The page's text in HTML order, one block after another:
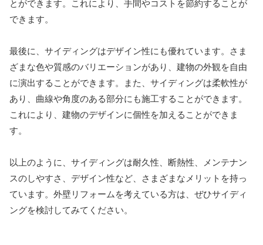
とができます。これにより、手間やコストを節約することが
できます。
最後に、サイディングはデザイン性にも優れています。さま
ざまな色や質感のバリエーションがあり、建物の外観を自由
に演出することができます。また、サイディングは柔軟性が
あり、曲線や角度のある部分にも施工することができます。
これにより、建物のデザインに個性を加えることができま
す。
以上のように、サイディングは耐久性、断熱性、メンテナン
スのしやすさ、デザイン性など、さまざまなメリットを持っ
ています。外壁リフォームを考えている方は、ぜひサイディ
ングを検討してみてください。